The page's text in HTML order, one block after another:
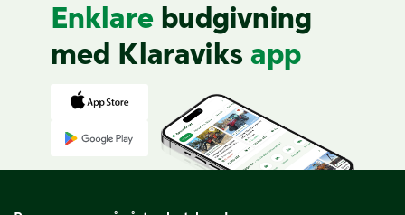
Enklare budgivning
med Klaraviks app